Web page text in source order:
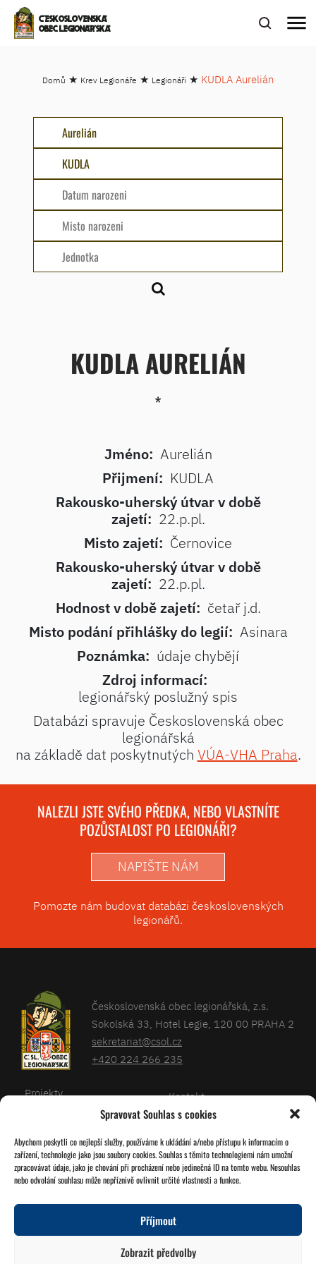
Spravovat Souhlas s cookies
Abychom poskytli co nejlepší služby, používáme k ukládání a/nebo přístupu k informacím o
zařízení, technologie jako jsou soubory cookies. Souhlas s těmito technologiemi nám umožní
zpracovávat údaje, jako je chování při procházení nebo jedinečná ID na tomto webu. Nesouhlas
nebo odvolání souhlasu může nepříznivě ovlivnit určité vlastnosti a funkce.
Příjmout
Zobrazit předvolby
ČESKOSLOVENSKÁ
OBEC LEGIONÁŘSKÁ
menu
Domů ★ Krev Legionáře ★ Legionáři ★ KUDLA Aurelián
KUDLA AURELIÁN
*
Jméno: Aurelián
Přijmení: KUDLA
Rakousko-uherský útvar v době
zajetí: 22.p.pl.
Misto zajetí: Černovice
Rakousko-uherský útvar v době
zajetí: 22.p.pl.
Hodnost v době zajetí: četař j.d.
Misto podání přihlášky do legií: Asinara
Poznámka: údaje chybějí
Zdroj informací:
legionářský poslužný spis
Databázi spravuje Československá obec
legionářská
na základě dat poskytnutých VÚA-VHA Praha.
NALEZLI JSTE SVÉHO PŘEDKA, NEBO VLASTNÍTE
POZŮSTALOST PO LEGIONÁŘI?
NAPIŠTE NÁM
Pomozte nám budovat databázi československých
legionářů.
Československá obec legionářská, z.s.
Sokolská 33, Hotel Legie, 120 00 PRAHA 2
sekretariat@csol.cz
+420 224 266 235
Sledujte nás!
Projekty
Kalendář
O nás
Kontakt
Databáze legionářů
Pro členy
Zásady cookies